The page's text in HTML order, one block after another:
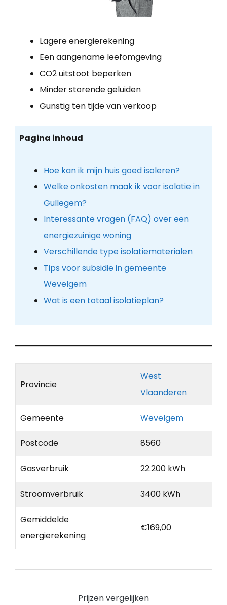
Lagere energierekening
Een aangename leefomgeving
CO2 uitstoot beperken
Minder storende geluiden
Gunstig ten tijde van verkoop
Pagina inhoud
Hoe kan ik mijn huis goed isoleren?
Welke onkosten maak ik voor isolatie in
Gullegem?
Interessante vragen (FAQ) over een
energiezuinige woning
Verschillende type isolatiematerialen
Tips voor subsidie in gemeente
Wevelgem
Wat is een totaal isolatieplan?
Provincie
West
Vlaanderen
Gemeente Wevelgem
Postcode 8560
Gasverbruik 22.200 kWh
Stroomverbruik 3400 kWh
Gemiddelde
energierekening
€169,00
Prijzen vergelijken